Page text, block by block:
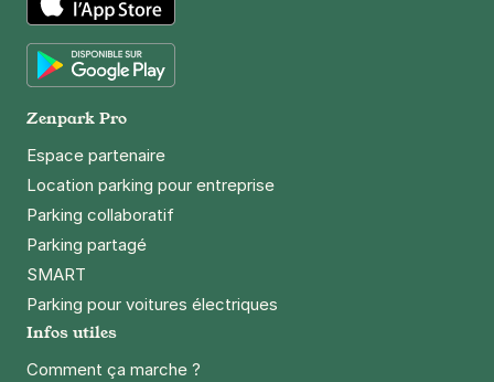
App Store
Zenpark Pro
Espace partenaire
Location parking pour entreprise
Parking collaboratif
Parking partagé
SMART
Parking pour voitures électriques
Infos utiles
Comment ça marche ?